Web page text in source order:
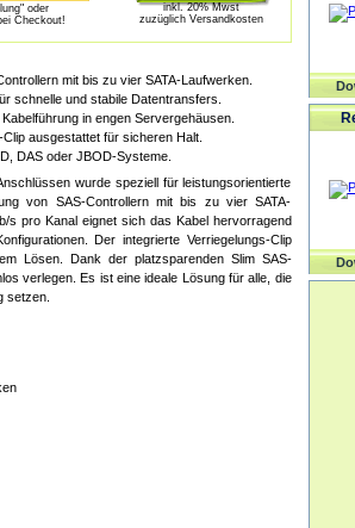
inkl. 20% Mwst
zuzüglich Versandkosten
oder
Checkout!
mit bis zu vier SATA-Laufwerken.
schnelle und stabile Datentransfers.
in engen Servergehäusen.
ausgestattet für sicheren Halt.
DAS oder JBOD-Systeme.
wurde speziell für leistungsorientierte
von SAS-Controllern mit bis zu vier SATA-
s pro Kanal eignet sich das Kabel hervorragend
Der integrierte Verriegelungs-Clip
Lösen. Dank der platzsparenden Slim SAS-
verlegen. Es ist eine ideale Lösung für alle, die
setzen.